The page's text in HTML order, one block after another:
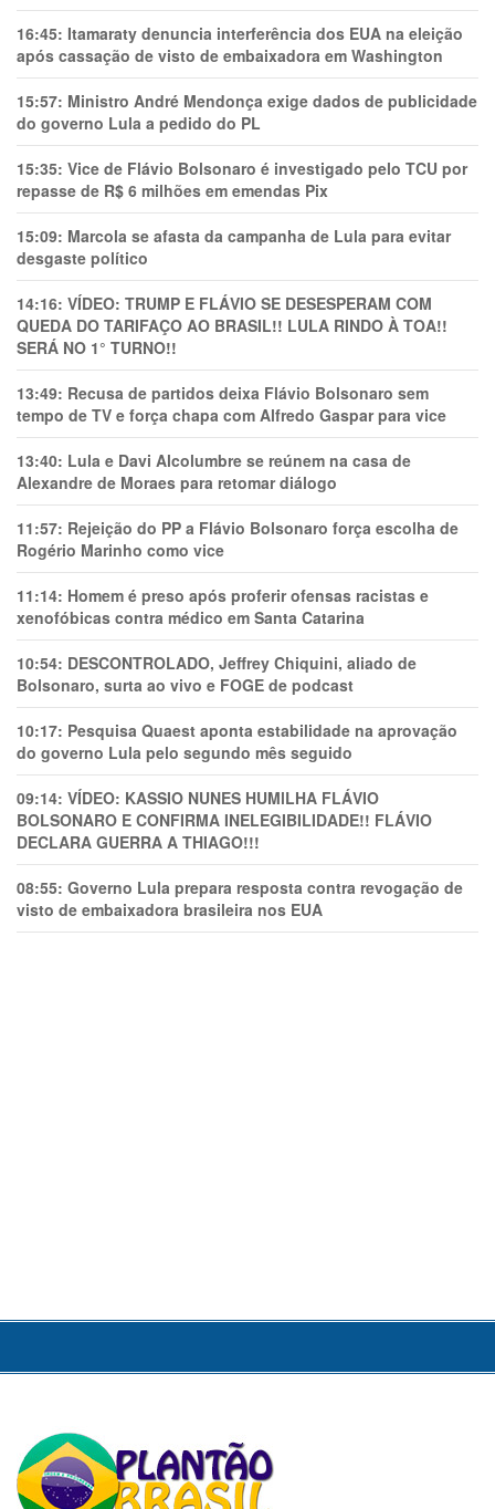
16:45: Itamaraty denuncia interferência dos EUA na eleição
após cassação de visto de embaixadora em Washington
15:57: Ministro André Mendonça exige dados de publicidade
do governo Lula a pedido do PL
15:35: Vice de Flávio Bolsonaro é investigado pelo TCU por
repasse de R$ 6 milhões em emendas Pix
15:09: Marcola se afasta da campanha de Lula para evitar
desgaste político
14:16: VÍDEO: TRUMP E FLÁVIO SE DESESPERAM COM
QUEDA DO TARIFAÇO AO BRASIL!! LULA RINDO À TOA!!
SERÁ NO 1° TURNO!!
13:49: Recusa de partidos deixa Flávio Bolsonaro sem
tempo de TV e força chapa com Alfredo Gaspar para vice
13:40: Lula e Davi Alcolumbre se reúnem na casa de
Alexandre de Moraes para retomar diálogo
11:57: Rejeição do PP a Flávio Bolsonaro força escolha de
Rogério Marinho como vice
11:14: Homem é preso após proferir ofensas racistas e
xenofóbicas contra médico em Santa Catarina
10:54: DESCONTROLADO, Jeffrey Chiquini, aliado de
Bolsonaro, surta ao vivo e FOGE de podcast
10:17: Pesquisa Quaest aponta estabilidade na aprovação
do governo Lula pelo segundo mês seguido
09:14: VÍDEO: KASSIO NUNES HUMlLHA FLÁVIO
BOLSONARO E CONFIRMA INELEGIBILIDADE!! FLÁVIO
DECLARA GUERRA A THIAGO!!!
08:55: Governo Lula prepara resposta contra revogação de
visto de embaixadora brasileira nos EUA